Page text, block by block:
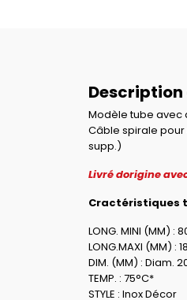
Description
Modèle tube avec
Câble spirale
supp.)
Livré dorigine
Cractéristiques
LONG. MINI (MM) :
LONG.MAXI (MM) :
DIM. (MM) : Diam.
TEMP. : 75°C*
STYLE : Inox Décor